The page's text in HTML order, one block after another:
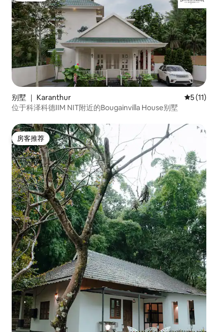
别墅 ｜ Karanthur 平均评分
5 (11)
位于科泽科德IIM NIT附近的Bougainvilla House别墅
房客推荐
房客推荐